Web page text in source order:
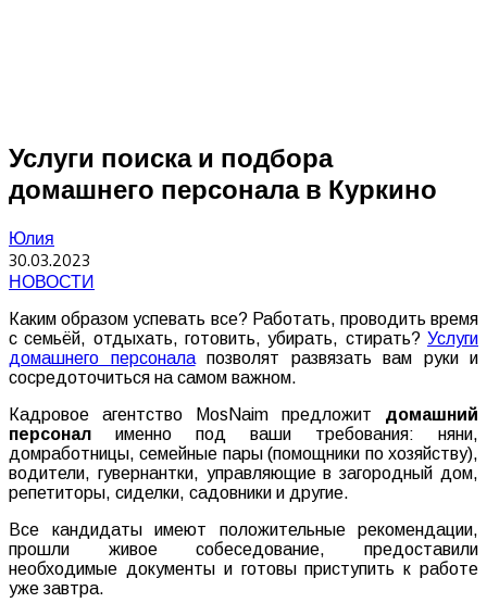
Услуги поиска и подбора
домашнего персонала в Куркино
Юлия
30.03.2023
НОВОСТИ
Каким образом успевать все? Работать, проводить время
с семьёй, отдыхать, готовить, убирать, стирать? Услуги
домашнего персоналапозволят развязать вам руки и
сосредоточиться на самом важном.
Кадровое агентство MosNaim предложит домашний
персонал именно под ваши требования: няни,
домработницы, семейные пары (помощники по хозяйству),
водители, гувернантки, управляющие в загородный дом,
репетиторы, сиделки, садовники и другие.
Все кандидаты имеют положительные рекомендации,
прошли живое собеседование, предоставили
необходимые документы и готовы приступить к работе
уже завтра.